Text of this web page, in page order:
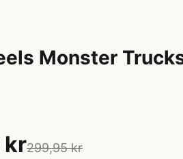
Monster
kr299,95 kr